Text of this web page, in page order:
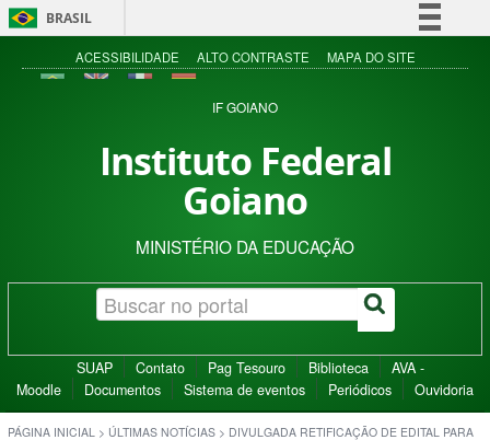
BRASIL
Simplifique!
Acesso à informação
ACESSIBILIDADE ALTO CONTRASTE MAPA DO SITE
IF GOIANO
Instituto Federal
Goiano
MINISTÉRIO DA EDUCAÇÃO
SUAP Contato Pag Tesouro Biblioteca
AVA -
Moodle
Documentos Sistema de eventos Periódicos Ouvidoria
PÁGINA INICIAL > ÚLTIMAS NOTÍCIAS > DIVULGADA RETIFICAÇÃO DE EDITAL PARA